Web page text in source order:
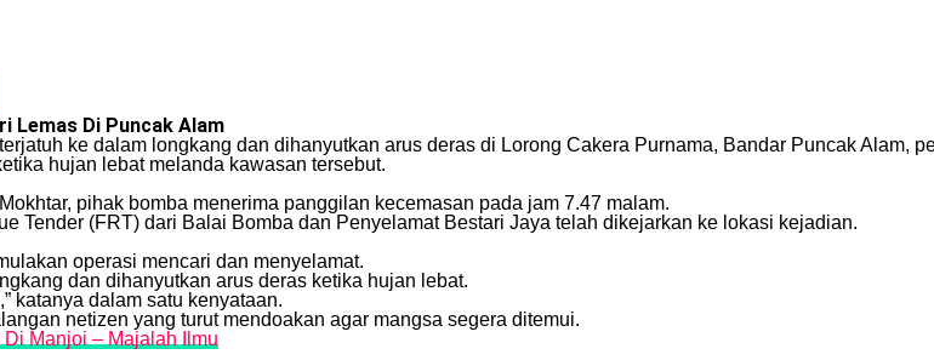
Lemas Di Puncak Alam
ke dalam longkang dan dihanyutkan arus deras di Lorong Cakera Purnama, Bandar Puncak Alam,
hujan lebat melanda kawasan tersebut.
pihak bomba menerima panggilan kecemasan pada jam 7.47 malam.
Tender (FRT) dari Balai Bomba dan Penyelamat Bestari Jaya telah dikejarkan ke lokasi kejadian.
operasi mencari dan menyelamat.
dan dihanyutkan arus deras ketika hujan lebat.
katanya dalam satu kenyataan.
netizen yang turut mendoakan agar mangsa segera ditemui.
Manjoi – Majalah Ilmu